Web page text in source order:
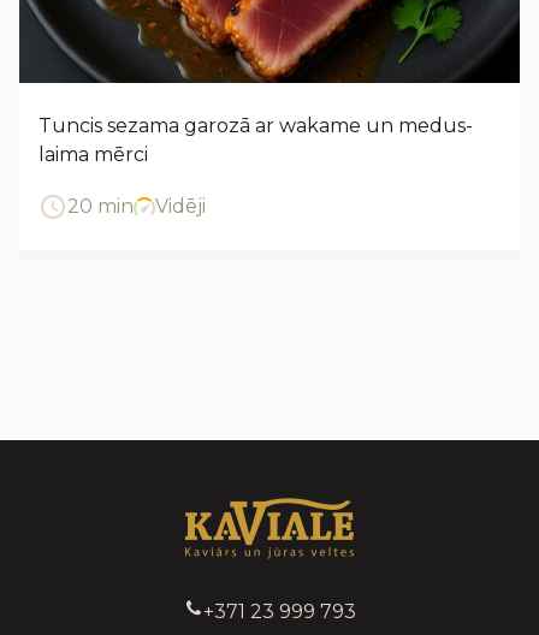
Tuncis sezama garozā ar wakame un medus-
laima mērci
20 min Vidēji
+371 23 999 793